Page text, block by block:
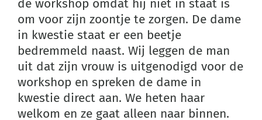
de workshop omdat hij niet in staat is
om voor zijn zoontje te zorgen. De dame
in kwestie staat er een beetje
bedremmeld naast. Wij leggen de man
uit dat zijn vrouw is uitgenodigd voor de
workshop en spreken de dame in
kwestie direct aan. We heten haar
welkom en ze gaat alleen naar binnen.